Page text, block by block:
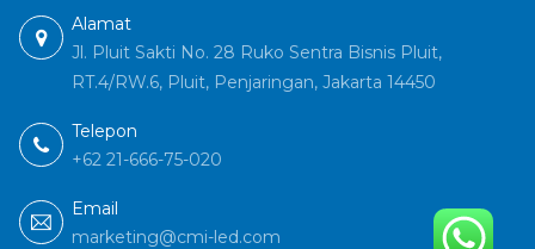
Alamat
Jl. Pluit Sakti No. 28 Ruko Sentra Bisnis Pluit,
RT.4/RW.6, Pluit, Penjaringan, Jakarta 14450
Telepon
+62 21-666-75-020
Email
marketing@cmi-led.com